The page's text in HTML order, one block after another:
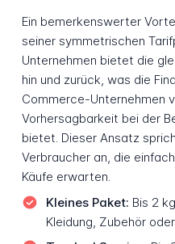
Ein bemerkenswerter
seiner symmetrischen
Unternehmen bietet die
hin und zurück, was die
Commerce-Unternehmen
Vorhersagbarkeit bei der
bietet. Dieser Ansatz
Verbraucher an, die
Käufe erwarten.
Kleines Paket: Bis 2
Kleidung, Zubehör